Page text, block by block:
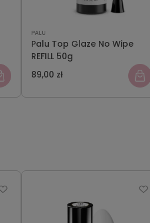
PALU
Palu Top Glaze No Wipe
REFILL 50g
89,00 zł